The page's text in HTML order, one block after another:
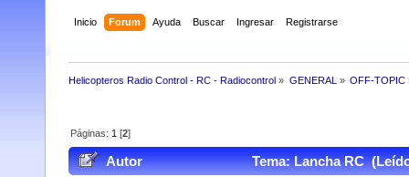
Inicio Forum Ayuda Buscar Ingresar Registrarse
Helicopteros Radio Control - RC - Radiocontrol » GENERAL » OFF-TOPIC
Páginas: 1 [2]
Autor Tema: Lancha RC